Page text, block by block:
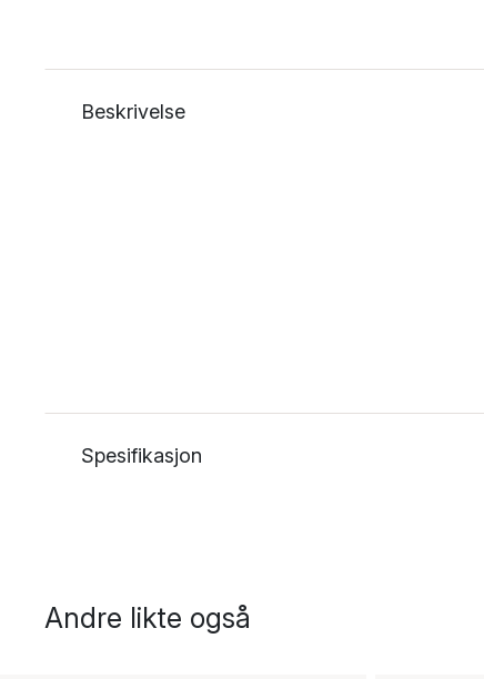
Beskrivelse
Spesifikasjon
Andre likte også